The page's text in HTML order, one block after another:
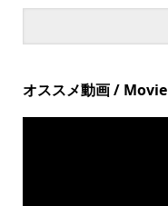
オススメ動画 / Movie